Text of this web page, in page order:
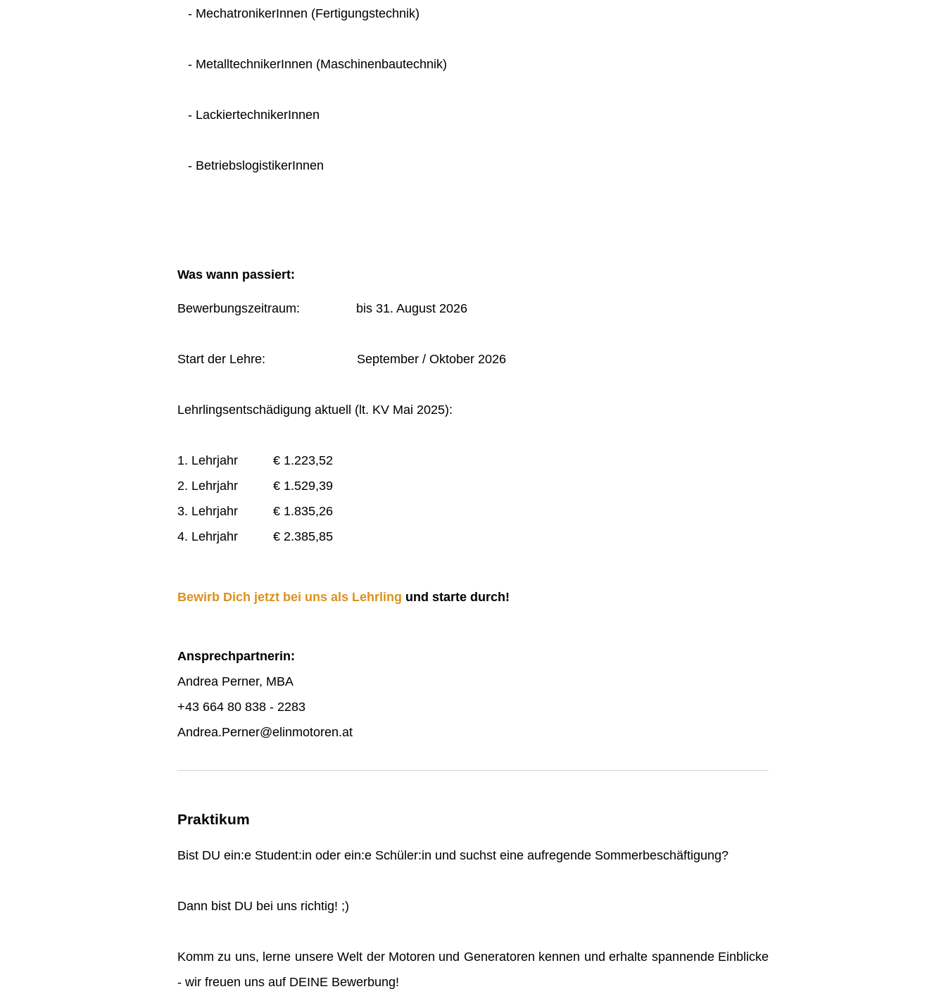
- MechatronikerInnen (Fertigungstechnik)
- MetalltechnikerInnen (Maschinenbautechnik)
- LackiertechnikerInnen
- BetriebslogistikerInnen
Was wann passiert:
Bewerbungszeitraum: bis 31. August 2026
Start der Lehre: September / Oktober 2026
Lehrlingsentschädigung aktuell (lt. KV Mai 2025):
1. Lehrjahr € 1.223,52
2. Lehrjahr € 1.529,39
3. Lehrjahr € 1.835,26
4. Lehrjahr € 2.385,85
Bewirb Dich jetzt bei uns als Lehrling und starte durch!
Ansprechpartnerin:
Andrea Perner, MBA
+43 664 80 838 - 2283
Andrea.Perner@elinmotoren.at
Praktikum
Bist DU ein:e Student:in oder ein:e Schüler:in und suchst eine aufregende Sommerbeschäftigung?
Dann bist DU bei uns richtig! ;)
Komm zu uns, lerne unsere Welt der Motoren und Generatoren kennen und erhalte spannende Einblicke
- wir freuen uns auf DEINE Bewerbung!